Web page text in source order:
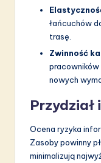
łańcuchów
trasę.
Zwinność
pracowników
nowych
Ocena ryzyka
Zasoby powinny
minimalizują